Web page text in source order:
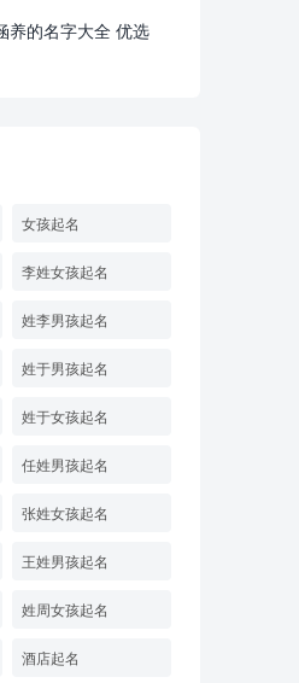
养的名字大全 优选
女孩起名
李姓女孩起名
姓李男孩起名
姓于男孩起名
姓于女孩起名
任姓男孩起名
张姓女孩起名
王姓男孩起名
姓周女孩起名
酒店起名